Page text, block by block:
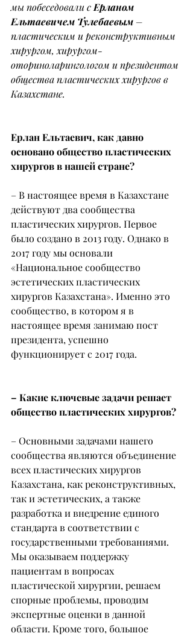
мы побеседовали с Ерланом
Ельтаевичем Тулебаевым –
пластическим и реконструктивным
хирургом, хирургом-
оториноларингологом и президентом
общества пластических хирургов в
Казахстане.
Ерлан Ельтаевич, как давно
основано общество пластических
хирургов в нашей стране?
– В настоящее время в Казахстане
действуют два сообщества
пластических хирургов. Первое
было создано в 2013 году. Однако в
2017 году мы основали
«Национальное сообщество
эстетических пластических
хирургов Казахстана». Именно это
сообщество, в котором я в
настоящее время занимаю пост
президента, успешно
функционирует с 2017 года.
– Какие ключевые задачи решает
общество пластических хирургов?
– Основными задачами нашего
сообщества являются объединение
всех пластических хирургов
Казахстана, как реконструктивных,
так и эстетических, а также
разработка и внедрение единого
стандарта в соответствии с
государственными требованиями.
Мы оказываем поддержку
пациентам в вопросах
пластической хирургии, решаем
спорные проблемы, проводим
экспертные оценки в данной
области. Кроме того, большое